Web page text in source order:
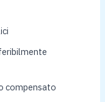
compensato